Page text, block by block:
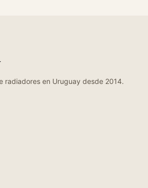
radiadores en Uruguay desde 2014.